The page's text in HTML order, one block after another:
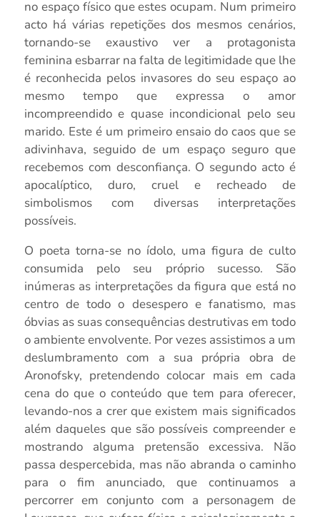
no espaço físico que estes ocupam. Num primeiro
acto há várias repetições dos mesmos cenários,
tornando-se exaustivo ver a protagonista
feminina esbarrar na falta de legitimidade que lhe
é reconhecida pelos invasores do seu espaço ao
mesmo tempo que expressa o amor
incompreendido e quase incondicional pelo seu
marido. Este é um primeiro ensaio do caos que se
adivinhava, seguido de um espaço seguro que
recebemos com desconfiança. O segundo acto é
apocalíptico, duro, cruel e recheado de
simbolismos com diversas interpretações
possíveis.
O poeta torna-se no ídolo, uma figura de culto
consumida pelo seu próprio sucesso. São
inúmeras as interpretações da figura que está no
centro de todo o desespero e fanatismo, mas
óbvias as suas consequências destrutivas em todo
o ambiente envolvente. Por vezes assistimos a um
deslumbramento com a sua própria obra de
Aronofsky, pretendendo colocar mais em cada
cena do que o conteúdo que tem para oferecer,
levando-nos a crer que existem mais significados
além daqueles que são possíveis compreender e
mostrando alguma pretensão excessiva. Não
passa despercebida, mas não abranda o caminho
para o fim anunciado, que continuamos a
percorrer em conjunto com a personagem de